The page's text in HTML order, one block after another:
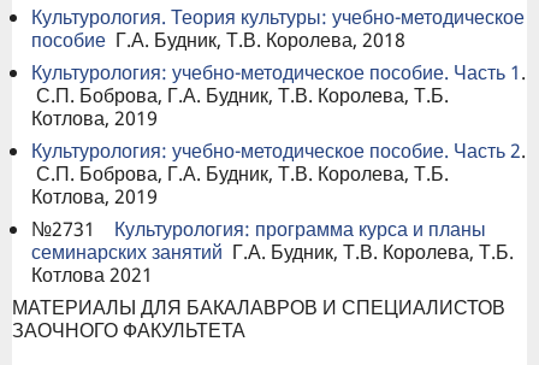
Культурология. Теория культуры: учебно-методическое
пособие Г.А. Будник, Т.В. Королева, 2018
Культурология: учебно-методическое пособие. Часть 1.
С.П. Боброва, Г.А. Будник, Т.В. Королева, Т.Б.
Котлова, 2019
Культурология: учебно-методическое пособие. Часть 2.
С.П. Боброва, Г.А. Будник, Т.В. Королева, Т.Б.
Котлова, 2019
№2731 Культурология: программа курса и планы
семинарских занятий Г.А. Будник, Т.В. Королева, Т.Б.
Котлова 2021
МАТЕРИАЛЫ ДЛЯ БАКАЛАВРОВ И СПЕЦИАЛИСТОВ
ЗАОЧНОГО ФАКУЛЬТЕТА